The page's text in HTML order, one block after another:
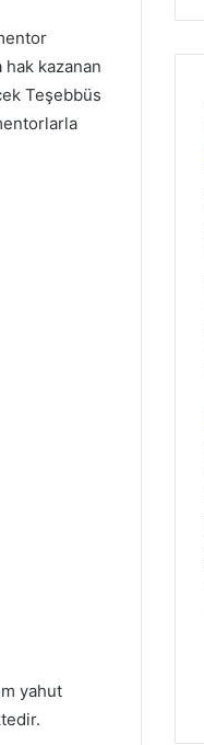
kazanan
Teşebbüs
yahut